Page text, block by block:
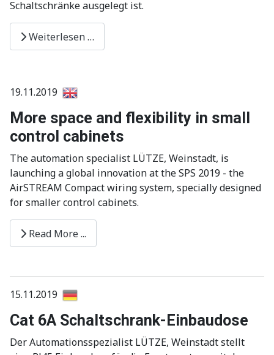
Schaltschränke ausgelegt ist.
Weiterlesen …
19.11.2019
More space and flexibility in small
control cabinets
The automation specialist LÜTZE, Weinstadt, is
launching a global innovation at the SPS 2019 - the
AirSTREAM Compact wiring system, specially designed
for smaller control cabinets.
Read More ...
15.11.2019
Cat 6A Schaltschrank-Einbaudose
Der Automationsspezialist LÜTZE, Weinstadt stellt